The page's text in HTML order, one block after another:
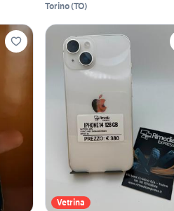
Torino(TO)
Vetrina